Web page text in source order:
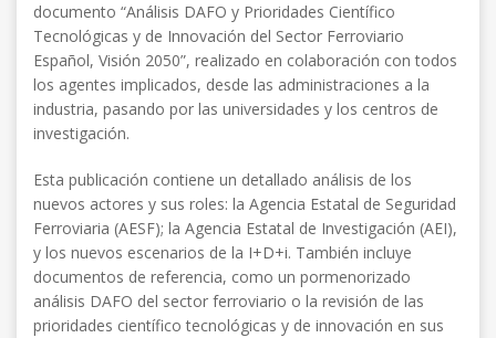
documento “Análisis DAFO y Prioridades Científico
Tecnológicas y de Innovación del Sector Ferroviario
Español, Visión 2050”, realizado en colaboración con todos
los agentes implicados, desde las administraciones a la
industria, pasando por las universidades y los centros de
investigación.
Esta publicación contiene un detallado análisis de los
nuevos actores y sus roles: la Agencia Estatal de Seguridad
Ferroviaria (AESF); la Agencia Estatal de Investigación (AEI),
y los nuevos escenarios de la I+D+i. También incluye
documentos de referencia, como un pormenorizado
análisis DAFO del sector ferroviario o la revisión de las
prioridades científico tecnológicas y de innovación en sus